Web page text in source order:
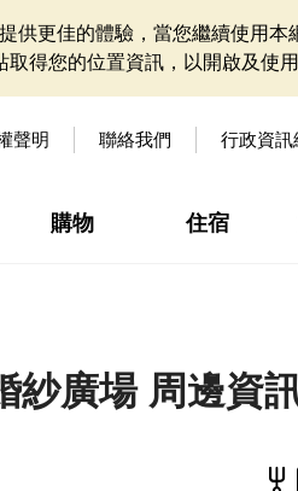
更佳的體驗，當您繼續使用本
得您的位置資訊，以開啟及使用
聲明 聯絡我們 行政資訊
購物 住宿
紗廣場 周邊資